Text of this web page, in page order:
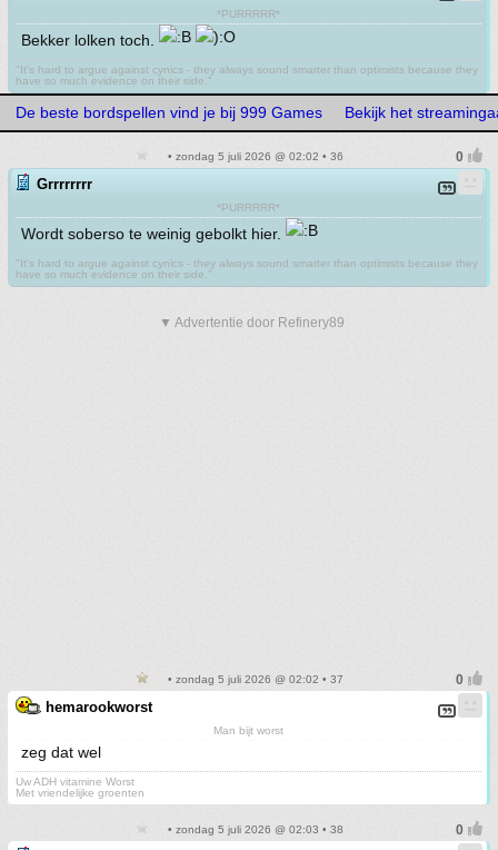
*PURRRRR*
Bekker lolken toch.
"It's hard to argue against cynics - they always sound smarter than optimists because they
have so much evidence on their side."
De beste bordspellen vind je bij 999 Games Bekijk het
• zondag 5 juli 2026 @ 02:02 • 36
Grrrrrrrr
*PURRRRR*
Wordt soberso te weinig gebolkt hier.
"It's hard to argue against cynics - they always sound smarter than optimists because they
have so much evidence on their side."
▼ Advertentie door Refinery89
• zondag 5 juli 2026 @ 02:02 • 37
hemarookworst
Man bijt worst
zeg dat wel
Uw ADH vitamine Worst
Met vriendelijke groenten
• zondag 5 juli 2026 @ 02:03 • 38